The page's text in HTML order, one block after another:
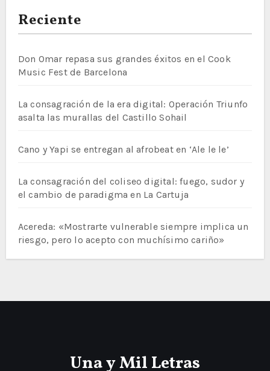
Reciente
Don Omar repasa sus grandes éxitos en el Cook
Music Fest de Barcelona
La consagración de la era digital: Operación Triunfo
asalta las murallas del Castillo Sohail
Cano y Yapi se entregan al afrobeat en ‘Ale le le’
La consagración del coliseo digital: fuego, sudor y
el cambio de paradigma en La Cartuja
Acereda: «Mostrarte vulnerable siempre implica un
riesgo, pero lo acepto con muchísimo cariño»
Una y Mil Letras